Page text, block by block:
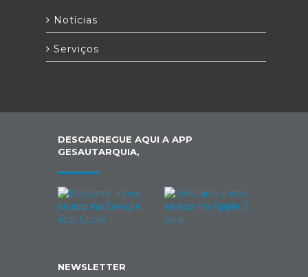
Notícias
Serviços
DESCARREGUE AQUI A APP
GESAUTARQUIA,
NEWSLETTER